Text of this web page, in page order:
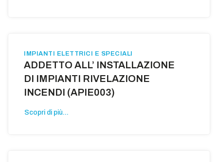
IMPIANTI ELETTRICI E SPECIALI
ADDETTO ALL’ INSTALLAZIONE
DI IMPIANTI RIVELAZIONE
INCENDI (APIE003)
Scopri di più...